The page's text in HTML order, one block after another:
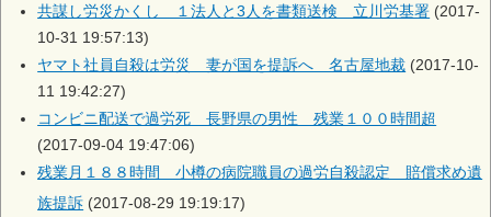
共謀し労災かくし １法人と3人を書類送検 立川労基署 (2017-
10-31 19:57:13)
ヤマト社員自殺は労災 妻が国を提訴へ 名古屋地裁 (2017-10-
11 19:42:27)
コンビニ配送で過労死 長野県の男性 残業１００時間超
(2017-09-04 19:47:06)
残業月１８８時間 小樽の病院職員の過労自殺認定 賠償求め遺
族提訴 (2017-08-29 19:19:17)